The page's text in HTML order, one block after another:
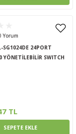
Yorum
SG1024DE 24PORT
YÖNETİLEBİLİR SWITCH
TL
SEPETE EKLE